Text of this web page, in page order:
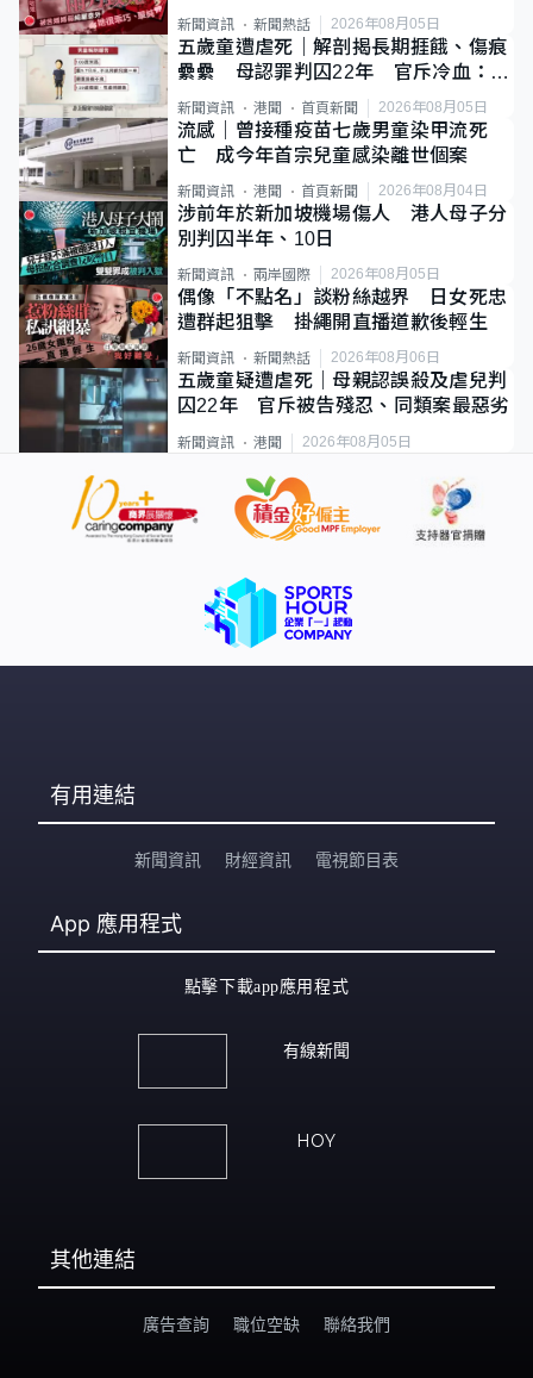
新聞資訊 新聞熱話 2026年08月05日
五歲童遭虐死｜解剖揭長期捱餓、傷痕
纍纍 母認罪判囚22年 官斥冷血：同
類案最惡劣
新聞資訊 港聞 首頁新聞 2026年08月05日
流感｜曾接種疫苗七歲男童染甲流死
亡 成今年首宗兒童感染離世個案
新聞資訊 港聞 首頁新聞 2026年08月04日
涉前年於新加坡機場傷人 港人母子分
別判囚半年、10日
新聞資訊 兩岸國際 2026年08月05日
偶像「不點名」談粉絲越界 日女死忠
遭群起狙擊 掛繩開直播道歉後輕生
新聞資訊 新聞熱話 2026年08月06日
五歲童疑遭虐死｜母親認誤殺及虐兒判
囚22年 官斥被告殘忍、同類案最惡劣
新聞資訊 港聞 2026年08月05日
有用連結
新聞資訊 財經資訊 電視節目表
App 應用程式
點擊下載app應用程式
有線新聞
HOY
其他連結
廣告查詢 職位空缺 聯絡我們